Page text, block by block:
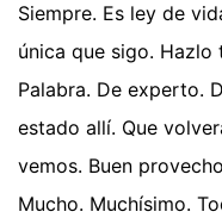
Siempre. Es ley de
única que sigo.
Palabra. De experto.
estado allí. Que
vemos. Buen
Mucho. Muchísimo.